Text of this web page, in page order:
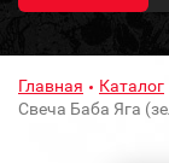
Главная Каталог
Свеча Баба Яга